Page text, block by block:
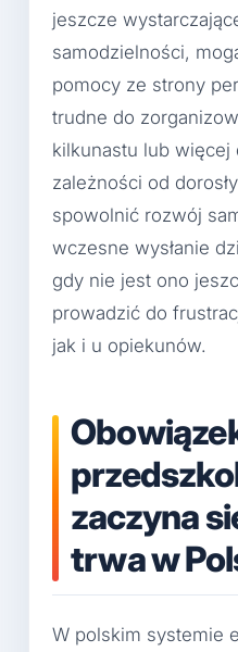
jeszcze
samodzielności,
pomocy ze strony
trudne do
kilkunastu lub więcej
zależności od
spowolnić rozwój
wczesne wysłanie
gdy nie jest ono
prowadzić do
jak i u opiekunów.
zaczyna
trwa w
W polskim systemie